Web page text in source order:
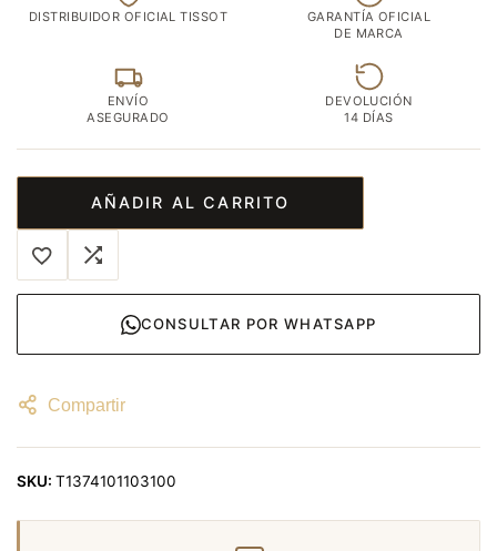
DISTRIBUIDOR OFICIAL TISSOT
GARANTÍA OFICIAL
DE MARCA
ENVÍO
ASEGURADO
DEVOLUCIÓN
14 DÍAS
AÑADIR AL CARRITO
CONSULTAR POR WHATSAPP
Compartir
SKU: T1374101103100